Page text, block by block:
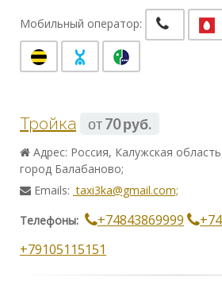
Мобильный оператор:
Тройка от70 руб.
Адрес: Россия, Калужская
город Балабаново;
Emails: taxi3ka@gmail.com;
Телефоны: +74843869999
+79105115151